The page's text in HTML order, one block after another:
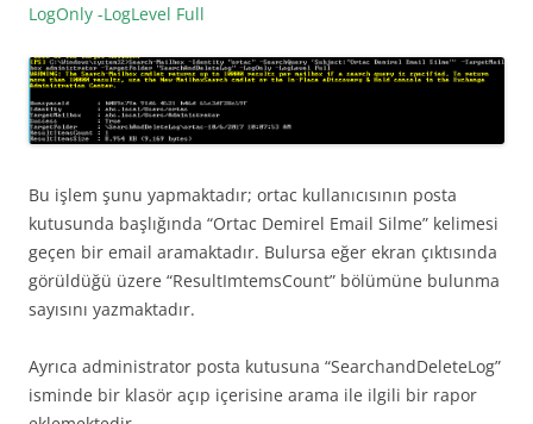
LogOnly -LogLevel Full
Bu işlem şunu yapmaktadır; ortac kullanıcısının posta
kutusunda başlığında “Ortac Demirel Email Silme” kelimesi
geçen bir email aramaktadır. Bulursa eğer ekran çıktısında
görüldüğü üzere “ResultImtemsCount” bölümüne bulunma
sayısını yazmaktadır.
Ayrıca administrator posta kutusuna “SearchandDeleteLog”
isminde bir klasör açıp içerisine arama ile ilgili bir rapor